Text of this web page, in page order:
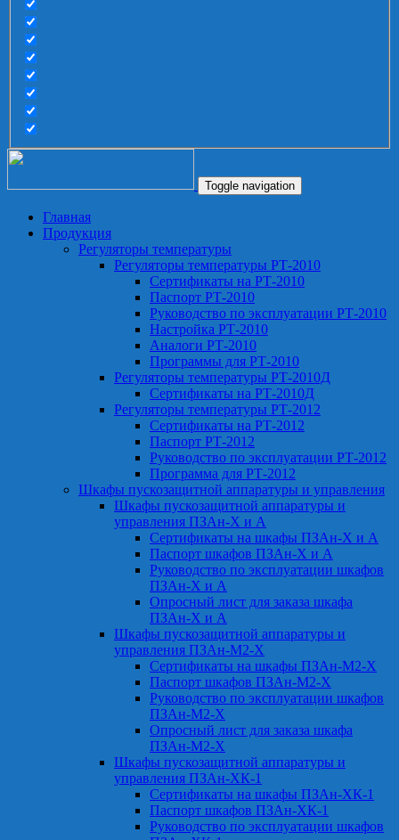
Toggle navigation
Главная
Продукция
Регуляторы температуры
Регуляторы температуры РТ-2010
Сертификаты на РТ-2010
Паспорт РТ-2010
Руководство по эксплуатации РТ-2010
Настройка РТ-2010
Аналоги РТ-2010
Программы для РТ-2010
Регуляторы температуры РТ-2010Д
Сертификаты на РТ-2010Д
Регуляторы температуры РТ-2012
Сертификаты на РТ-2012
Паспорт РТ-2012
Руководство по эксплуатации РТ-2012
Программа для РТ-2012
Шкафы пускозащитной аппаратуры и управления
Шкафы пускозащитной аппаратуры и
управления ПЗАн-Х и А
Сертификаты на шкафы ПЗАн-Х и А
Паспорт шкафов ПЗАн-Х и А
Руководство по эксплуатации шкафов
ПЗАн-Х и А
Опросный лист для заказа шкафа
ПЗАн-Х и А
Шкафы пускозащитной аппаратуры и
управления ПЗАн-М2-Х
Сертификаты на шкафы ПЗАн-М2-Х
Паспорт шкафов ПЗАн-М2-Х
Руководство по эксплуатации шкафов
ПЗАн-М2-Х
Опросный лист для заказа шкафа
ПЗАн-М2-Х
Шкафы пускозащитной аппаратуры и
управления ПЗАн-ХК-1
Сертификаты на шкафы ПЗАн-ХК-1
Паспорт шкафов ПЗАн-ХК-1
Руководство по эксплуатации шкафов